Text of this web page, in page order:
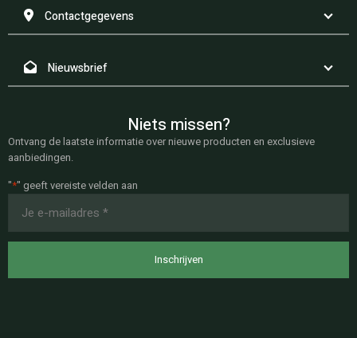
Contactgegevens
Nieuwsbrief
Niets missen?
Ontvang de laatste informatie over nieuwe producten en exclusieve
aanbiedingen.
"*" geeft vereiste velden aan
mailadres
*